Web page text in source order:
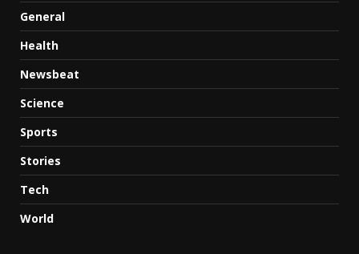
General
Health
Newsbeat
Science
Sports
Stories
Tech
World